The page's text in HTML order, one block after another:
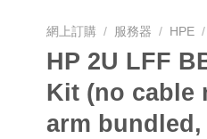
網上訂購 / 服務器 / HPE /
HP 2U LFF
Kit (no cable
arm